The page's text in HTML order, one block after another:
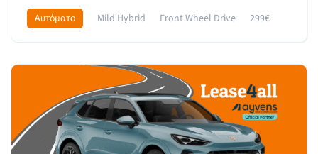
Αυτόματο Mild Hybrid Front Wheel Drive 299€